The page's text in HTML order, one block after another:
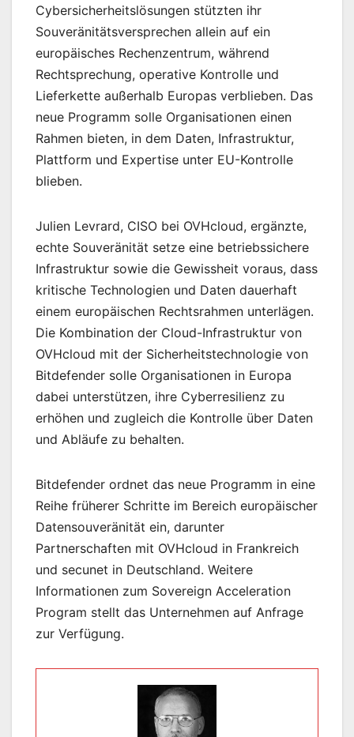
Cybersicherheitslösungen stützten ihr
Souveränitätsversprechen allein auf ein
europäisches Rechenzentrum, während
Rechtsprechung, operative Kontrolle und
Lieferkette außerhalb Europas verblieben. Das
neue Programm solle Organisationen einen
Rahmen bieten, in dem Daten, Infrastruktur,
Plattform und Expertise unter EU-Kontrolle
blieben.
Julien Levrard, CISO bei OVHcloud, ergänzte,
echte Souveränität setze eine betriebssichere
Infrastruktur sowie die Gewissheit voraus, dass
kritische Technologien und Daten dauerhaft
einem europäischen Rechtsrahmen unterlägen.
Die Kombination der Cloud-Infrastruktur von
OVHcloud mit der Sicherheitstechnologie von
Bitdefender solle Organisationen in Europa
dabei unterstützen, ihre Cyberresilienz zu
erhöhen und zugleich die Kontrolle über Daten
und Abläufe zu behalten.
Bitdefender ordnet das neue Programm in eine
Reihe früherer Schritte im Bereich europäischer
Datensouveränität ein, darunter
Partnerschaften mit OVHcloud in Frankreich
und secunet in Deutschland. Weitere
Informationen zum Sovereign Acceleration
Program stellt das Unternehmen auf Anfrage
zur Verfügung.